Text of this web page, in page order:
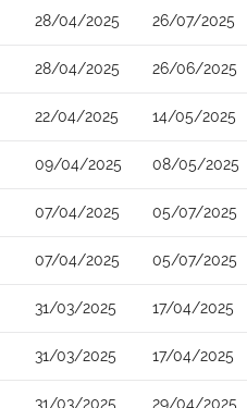
28/04/2025 26/07/2025
28/04/2025 26/06/2025
22/04/2025 14/05/2025
09/04/2025 08/05/2025
07/04/2025 05/07/2025
07/04/2025 05/07/2025
31/03/2025 17/04/2025
31/03/2025 17/04/2025
31/03/2025 29/04/2025